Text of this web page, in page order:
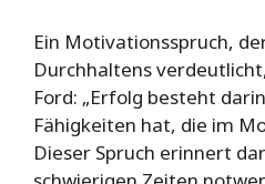
Ein Motivationsspruch,
Durchhaltens
Ford: „Erfolg besteht
Fähigkeiten hat, die im
Dieser Spruch erinnert